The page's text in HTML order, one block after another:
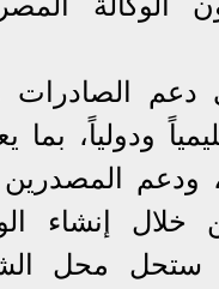
الصادرات
ودولياً،
ودعم
خلال إنشاء
ستحل محل